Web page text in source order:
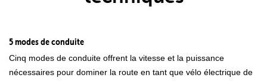
5 modes de conduite
Cinq modes de conduite offrent la vitesse et la puissance
nécessaires pour dominer la route en tant que vélo électrique de